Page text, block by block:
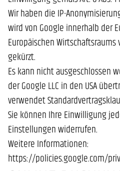
Wir haben die IP-
wird von Google innerhalb der
Europäischen
gekürzt.
Es kann nicht ausgeschlossen
der Google LLC in den USA
verwendet
Sie können Ihre Einwilligung
Einstellungen widerrufen.
Weitere Informationen:
https://policies.google.com/